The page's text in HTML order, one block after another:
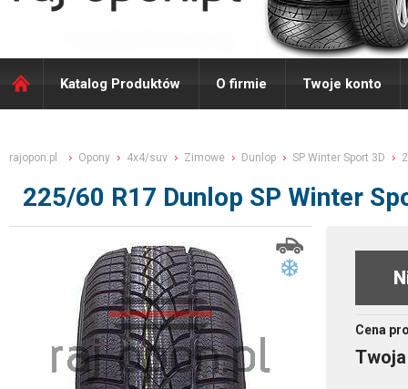
Katalog Produktów O firmie Twoje konto
rajopon.pl Opony 4x4/suv Zimowe Dunlop SP Winter Sport 3D
225/60 R17 Dunlop SP Winter
Cena